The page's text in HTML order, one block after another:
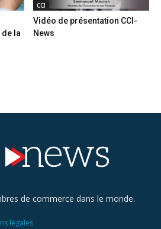
la
CCI
Vidéo de présentation CCI-
News
de commerce dans le monde.
légales